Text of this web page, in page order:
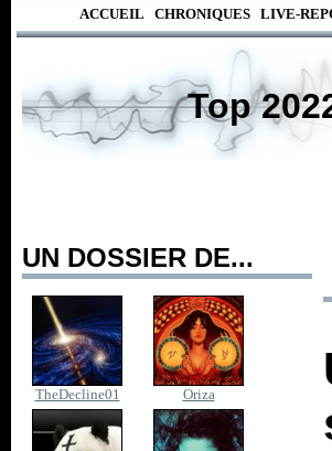
ACCUEIL CHRONIQUES LIVE-
Top
UN DOSSIER DE...
TheDecline01 Oriza